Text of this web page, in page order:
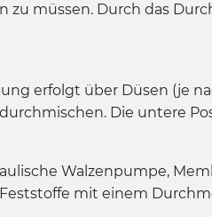
zu müssen. Durch das
erfolgt über Düsen (je
Die untere
Walzenpumpe,
mit einem